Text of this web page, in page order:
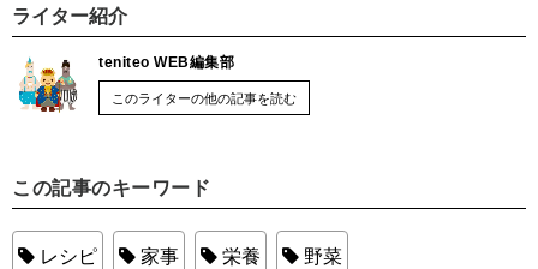
ライター紹介
teniteo WEB編集部
このライターの他の記事を読む
この記事のキーワード
レシピ 家事 栄養 野菜